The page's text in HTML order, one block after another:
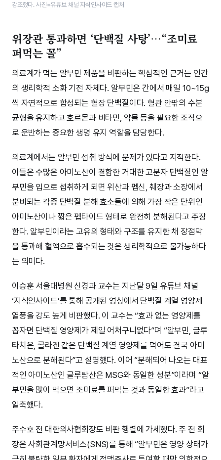
강조했다. 사진=유튜브 채널 지식인사이드 캡처
위장관 통과하면 ‘단백질 사탕’…“조미료
퍼먹는 꼴”
의료계가 먹는 알부민 제품을 비판하는 핵심적인 근거는 인간
의 생리학적 소화 기전 자체다. 알부민은 간에서 매일 10~15g
씩 자연적으로 합성되는 혈장 단백질이다. 혈관 안팎의 수분
균형을 유지하고 호르몬과 비타민, 약물 등을 필요한 조직으
로 운반하는 중요한 생명 유지 역할을 담당한다.
의료계에서는 알부민 섭취 방식에 문제가 있다고 지적한다.
이들은 수많은 아미노산이 결합한 거대한 고분자 단백질인 알
부민을 입으로 섭취하게 되면 위산과 펩신, 췌장과 소장에서
분비되는 각종 단백질 분해 효소들에 의해 가장 작은 단위인
아미노산이나 짧은 펩타이드 형태로 완전히 분해된다고 주장
한다. 알부민이라는 고유의 형태와 구조를 유지한 채 장점막
을 통과해 혈액으로 흡수되는 것은 생리학적으로 불가능하다
는 의미다.
이승훈 서울대병원 신경과 교수는 지난달 9일 유튜브 채널
‘지식인사이드’를 통해 공개된 영상에서 단백질 계열 영양제
열풍을 강도 높게 비판했다. 이 교수는 “효과 없는 영양제를
꼽자면 단백질 영양제가 제일 어처구니없다”며 “알부민, 글루
타치온, 콜라겐 같은 단백질 계열 영양제를 먹어도 결국 아미
노산으로 분해된다”고 설명했다. 이어 “분해되어 나오는 대표
적인 아미노산인 글루탐산은 MSG와 동일한 성분”이라며 “알
부민을 많이 먹으면 조미료를 퍼먹는 것과 동일한 효과”라고
일축했다.
주수호 전 대한의사협회장도 비판 행렬에 가세했다. 주 전 회
장은 사회관계망서비스(SNS)를 통해 “알부민은 영양 상태가